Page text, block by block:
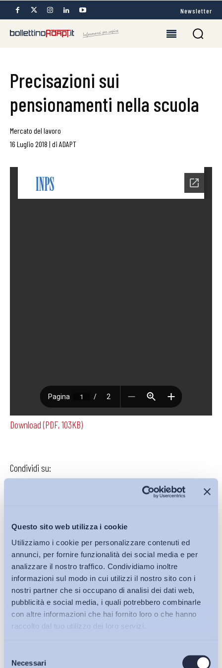
Questo sito web utilizza i cookie
Utilizziamo i cookie per personalizzare contenuti ed
annunci, per fornire funzionalità dei social media e per
analizzare il nostro traffico. Condividiamo inoltre
informazioni sul modo in cui utilizzi il nostro sito con i
nostri partner che si occupano di analisi dei dati web,
pubblicità e social media, i quali potrebbero combinarle
con altre informazioni che hai fornito loro o che hanno
raccolto dal tuo utilizzo dei loro servizi.
delNecessariBollettini ADAPT
Newsletter
Precisazioni sui
pensionamenti nella scuola
Mercato del lavoro
16 Luglio 2018 | di ADAPT
Download (PDF, 103KB)
Condividi su:
Iscriviti alla Newsletter